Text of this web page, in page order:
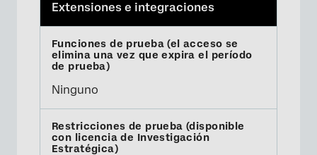
Extensiones e integraciones
Ninguno